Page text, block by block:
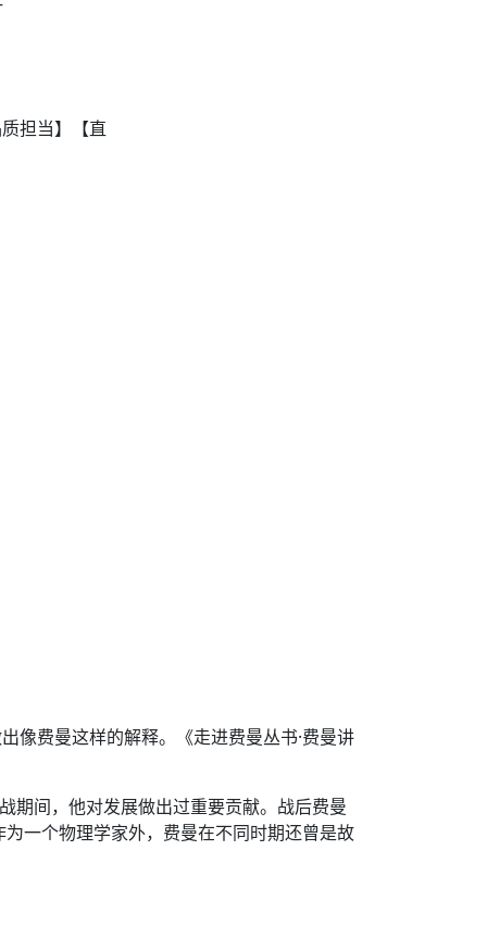
担当】【直
像费曼这样的解释。《走进费曼丛书·费曼讲
期间，他对发展做出过重要贡献。战后费曼
一个物理学家外，费曼在不同时期还曾是故